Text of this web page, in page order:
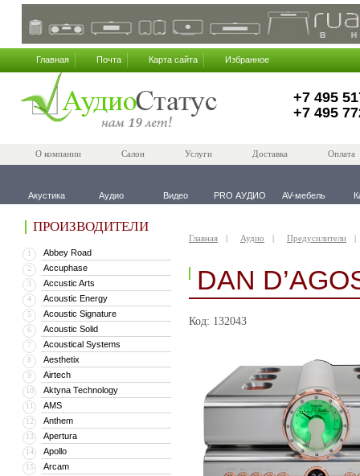
Главная Почта Карта сайта Избранное
+7 495
+7 495
О компании Салон Услуги Доставка Оплата
Акустика Аудио Видео PRO АУДИО AV-мебель
ПРОИЗВОДИТЕЛИ
1 Abbey Road
2 Accuphase
3 Accustic Arts
4 Acoustic Energy
5 Acoustic Signature
6 Acoustic Solid
7 Acoustical Systems
8 Aesthetix
9 Airtech
10 Aktyna Technology
11 AMS
12 Anthem
13 Apertura
14 Apollo
15 Arcam
Главная Аудио Предусилители
DAN
Код: 132043